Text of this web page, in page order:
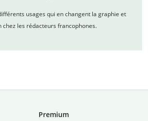
usages qui en changent la graphie et
chez les rédacteurs francophones.
Premium